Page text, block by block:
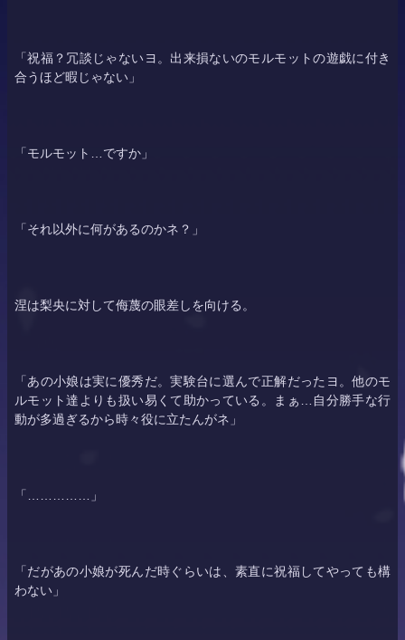
「祝福？冗談じゃないヨ。出来損ないのモルモットの遊戯に付き
合うほど暇じゃない」
「モルモット…ですか」
「それ以外に何があるのかネ？」
涅は梨央に対して侮蔑の眼差しを向ける。
「あの小娘は実に優秀だ。実験台に選んで正解だったヨ。他のモ
ルモット達よりも扱い易くて助かっている。まぁ…自分勝手な行
動が多過ぎるから時々役に立たんがネ」
「……………」
「だがあの小娘が死んだ時ぐらいは、素直に祝福してやっても構
わない」